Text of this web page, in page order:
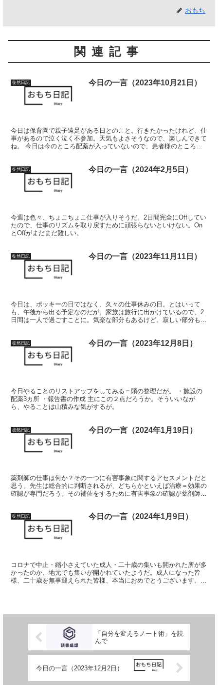
おもち
関連記事
徒然日記 今日の一言（2023年10月21日）
今日は保育園で親子遠足がある日とのこと。行きたかったけれど、仕
事があるので泣く泣く不参加。天気もよさそうなので、楽しんできて
ね。 今日は今のところ配薬が入っていないので、患者様のところで
徒然日記 今日の一言（2024年2月5日）
今週は色々、ちょこちょこ仕事が入りそうだ。2日間完全にOffしてい
たので、仕事のリズムを取り戻すために頑張らないといけない。On
とOffがまだまだ難しい。
徒然日記 今日の一言（2023年11月11日）
今日は、ポッキーの日ではなく、久々の仕事休みの日。とはいって
も、午後から出る予定なのだが。家族は旅行に出かけているので、2
日間は一人で過ごすことに。気楽な部分もあるけど。寂しい部分もあ
徒然日記 今日の一言（2023年12月8日）
今日やることのリストアップをしてみる＝頭の整理だが。 ・施設の
配薬3カ所 ・報告書の作成 主にこの２点だろうか。そういいなが
ら、やることは山積みな気がするが。
徒然日記 今日の一言（2024年1月19日）
薬剤師の仕事は何か？その一つに有害事象に関するアセスメントだと
思う。先生は総合的に判断されるが、どちらかといえば治療＝効果の
確認が専門だろう。その補佐をするために有害事象の確認が薬剤師に
なかったかもしれない。でも、見ていたら気付けたかもしれないとい
う反省。必ず次に活かす。後悔するぐらい反省したのだ、知識は持っ
ている。そこだけは自信を持っていい！！
徒然日記 今日の一言（2024年1月9日）
コロナで中止・縮小さえていた成人・二十歳の集いも開かれた所が多
かったのか、地元でも集いが開かれていたようだ。成人になった皆
様、二十歳を無事迎えられた皆様、本当におめでとうございます。
「自分を変えるノート術」を読
んで
今日の一言（2023年12月2日）